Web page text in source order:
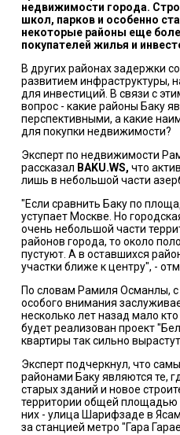
недвижимости города.
школ, парков и особенно
некоторые районы еще
покупателей жилья и
В других районах задержки
развитием инфраструктуры,
для инвестиций. В связи с
вопрос - какие районы Баку
перспективными, а какие
для покупки недвижимости?
Эксперт по недвижимости
рассказал BAKU.WS, что
лишь в небольшой части
"Если сравнить Баку по
уступает Москве. Но
очень небольшой части
районов города, то около
пустуют. А в оставшихся
участки ближе к центру", -
По словам Рамиля Османлы, с
особого внимания
несколько лет назад мало
будет реализован проект
квартиры так сильно
Эксперт подчеркнул, что
районами Баку являются те,
старых зданий и новое
территории общей площадью
них - улица Шарифзаде в
за станцией метро "Гара